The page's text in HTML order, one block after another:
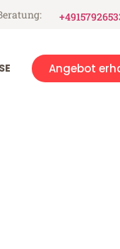
Angebot